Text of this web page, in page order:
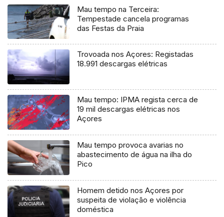
Mau tempo na Terceira:
Tempestade cancela programas
das Festas da Praia
Trovoada nos Açores: Registadas
18.991 descargas elétricas
Mau tempo: IPMA regista cerca de
19 mil descargas elétricas nos
Açores
Mau tempo provoca avarias no
abastecimento de água na ilha do
Pico
Homem detido nos Açores por
suspeita de violação e violência
doméstica